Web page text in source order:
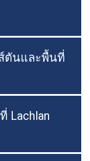
ตันและพื้นที่
Lachlan